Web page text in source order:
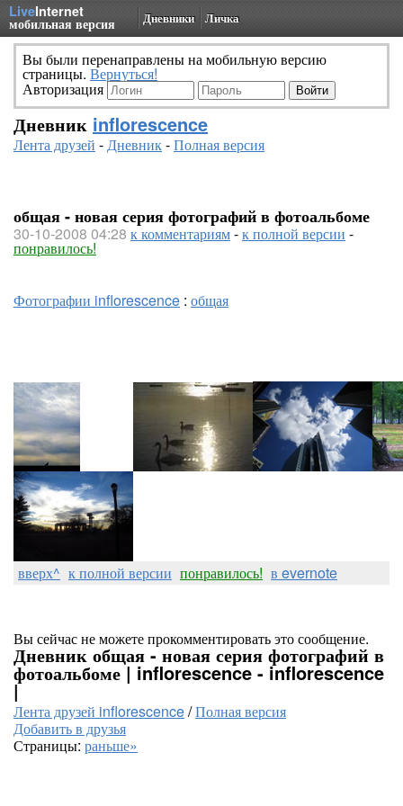
LiveInternet
мобильная версия Дневники Личка
Вы были перенаправлены на мобильную версию
страницы. Вернуться!
Авторизация
Дневник inflorescence
Лента друзей -Дневник-Полная версия
общая - новая серия фотографий в фотоальбоме
30-10-2008 04:28 к комментариям-к полной версии -
понравилось!
Фотографии inflorescence : общая
вверх^ к полной версии понравилось! в evernote
Вы сейчас не можете прокомментировать это сообщение.
Дневник общая - новая серия фотографий в
фотоальбоме | inflorescence - inflorescence
|
Лента друзей inflorescence/Полная версия
Добавить в друзья
Страницы: раньше»